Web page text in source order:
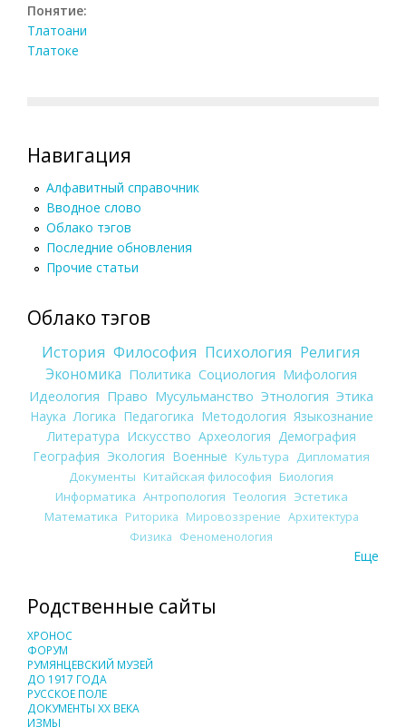
Понятие:
Тлатоани
Тлатоке
Навигация
Алфавитный справочник
Вводное слово
Облако тэгов
Последние обновления
Прочие статьи
Облако тэгов
История Философия Психология Религия
Экономика Политика Социология Мифология
Идеология Право Мусульманство Этнология Этика
Наука Логика Педагогика Методология Языкознание
Литература Искусство Археология Демография
География Экология Военные Культура
Дипломатия
Документы Китайская философия Биология
Информатика Антропология Теология Эстетика
Математика Риторика Мировоззрение Архитектура
Физика Феноменология
Еще
Родственные сайты
ХРОНОС
ФОРУМ
РУМЯНЦЕВСКИЙ МУЗЕЙ
ДО 1917 ГОДА
РУССКОЕ ПОЛЕ
ДОКУМЕНТЫ XX ВЕКА
ИЗМЫ